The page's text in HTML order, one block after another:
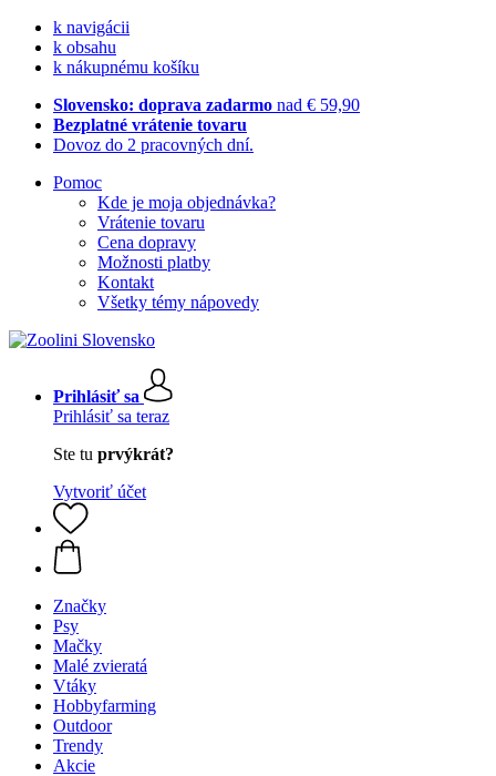
k navigácii
k obsahu
k nákupnému košíku
Slovensko: doprava zadarmo nad € 59,90
Bezplatné vrátenie tovaru
Dovoz do 2 pracovných dní.
Pomoc
Kde je moja objednávka?
Vrátenie tovaru
Cena dopravy
Možnosti platby
Kontakt
Všetky témy nápovedy
Prihlásiť sa
Prihlásiť sa teraz
Ste tu prvýkrát?
Vytvoriť účet
Značky
Psy
Mačky
Malé zvieratá
Vtáky
Hobbyfarming
Outdoor
Trendy
Akcie